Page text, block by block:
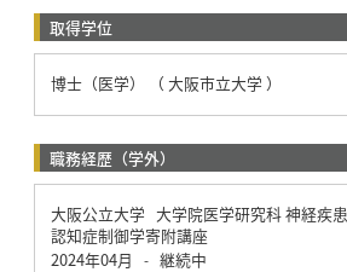
取得学位
博士（医学） （ 大阪市立大学 ）
職務経歴（学外）
大阪公立大学 大学院医学研究科 神経疾
認知症制御学寄附講座
2024年04月
- 継続中